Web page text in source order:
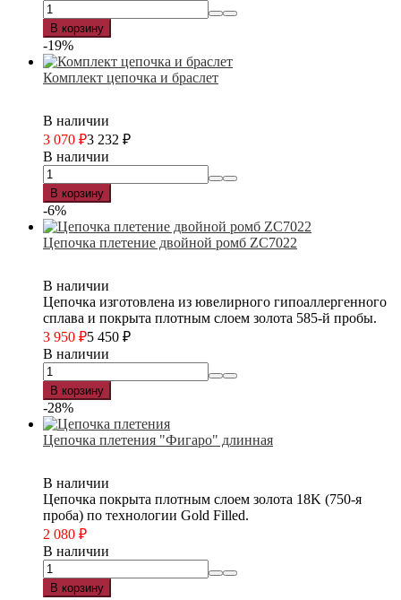
В корзину
-19%
Комплект цепочка и браслет
В наличии
3 070 ₽3 232 ₽
В наличии
В корзину
-6%
Цепочка плетение двойной ромб ZC7022
В наличии
Цепочка изготовлена из ювелирного гипоаллергенного
сплава и покрыта плотным слоем золота 585-й пробы.
3 950 ₽5 450 ₽
В наличии
В корзину
-28%
Цепочка плетения "Фигаро" длинная
В наличии
Цепочка покрыта плотным слоем золота 18K (750-я
проба) по технологии Gold Filled.
2 080 ₽
В наличии
В корзину